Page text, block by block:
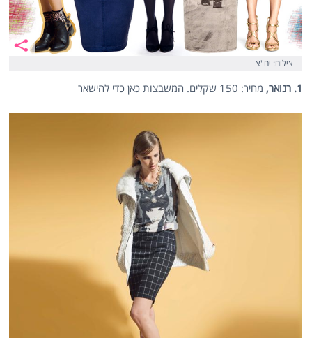
צילום: יח"צ
1. רנואר, מחיר: 150 שקלים. המשבצות כאן כדי להישאר